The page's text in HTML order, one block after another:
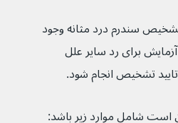
سندرم درد مثانه وجود
برای رد سایر علل
تشخیص انجام شود.